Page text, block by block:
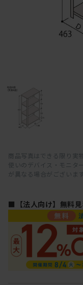
商品写真はできる限り実
使いのデバイス・モニタ
が異なる場合がございます
■【法人向け】無料